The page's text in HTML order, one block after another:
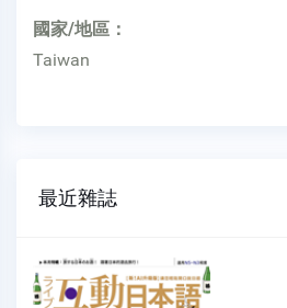
國家/地區：
Taiwan
最近雜誌